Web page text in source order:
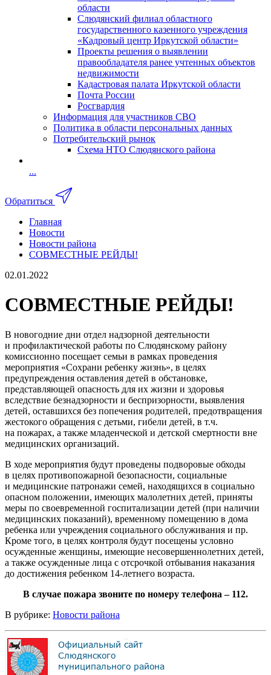
области
Слюдянский филиал областного
государственного казенного учреждения
«Кадровый центр Иркутской области»
Проекты решения о выявлении
правообладателя ранее учтенных объектов
недвижимости
Кадастровая палата Иркутской области
Почта России
Росгвардия
Информация для участников СВО
Политика в области персональных данных
Потребительский рынок
Схема НТО Слюдянского района
...
Обратиться
Главная
Новости
Новости района
СОВМЕСТНЫЕ РЕЙДЫ!
02.01.2022
СОВМЕСТНЫЕ РЕЙДЫ!
В новогодние дни отдел надзорной деятельности
и профилактической работы по Слюдянскому району
комиссионно посещает семьи в рамках проведения
мероприятия «Сохрани ребенку жизнь», в целях
предупреждения оставления детей в обстановке,
представляющей опасность для их жизни и здоровья
вследствие безнадзорности и беспризорности, выявления
детей, оставшихся без попечения родителей, предотвращения
жестокого обращения с детьми, гибели детей, в т.ч.
на пожарах, а также младенческой и детской смертности вне
медицинских организаций.
В ходе мероприятия будут проведены подворовые обходы
в целях противопожарной безопасности, социальные
и медицинские патронажи семей, находящихся в социально
опасном положении, имеющих малолетних детей, приняты
меры по своевременной госпитализации детей (при наличии
медицинских показаний), временному помещению в дома
ребенка или учреждения социального обслуживания и пр.
Кроме того, в целях контроля будут посещены условно
осужденные женщины, имеющие несовершеннолетних детей,
а также осужденные лица с отсрочкой отбывания наказания
до достижения ребенком 14-летнего возраста.
В случае пожара звоните по номеру телефона – 112.
В рубрике: Новости района